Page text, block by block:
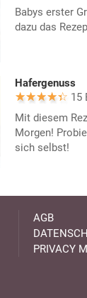
Babys erster
dazu das
Hafergenuss
15
Mit diesem
Morgen!
sich selbst!
AGB
PRIVACY